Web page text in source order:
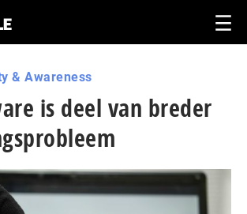
& Awareness
is deel van breder